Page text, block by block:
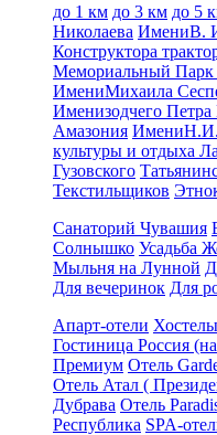
до 1 км до 3 км до 5
Николаева ИмениВ.
Конструктора
Мемориальный
ИмениМихаила
Именизодчего Петра
Амазония ИмениН.И.
культуры и отдыха
Гузовского
Текстильщиков
Санаторий Чувашия
Солнышко Усадьба
Мыльня на Лунной
Для вечеринок Для
Апарт-отели Хостелы
Гостиница Россия
Премиум Отель
Отель Атал (
Дубрава Отель
Республика SPA-